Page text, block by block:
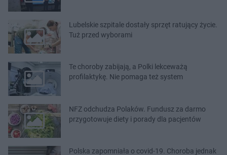
Lubelskie szpitale dostały sprzęt ratujący życie.
Tuż przed wyborami
Te choroby zabijają, a Polki lekceważą
profilaktykę. Nie pomaga też system
NFZ odchudza Polaków. Fundusz za darmo
przygotowuje diety i porady dla pacjentów
Polska zapomniała o covid-19. Choroba jednak